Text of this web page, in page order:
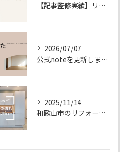
【記事監修実績】リフォーム専門メディア「&リフォーム」の漆喰壁記事を監修しました
2026/07/07
公式noteを更新しました
2025/11/14
和歌山市のリフォーム工事の流れ｜着工から完成まで徹底解説【2025年版】